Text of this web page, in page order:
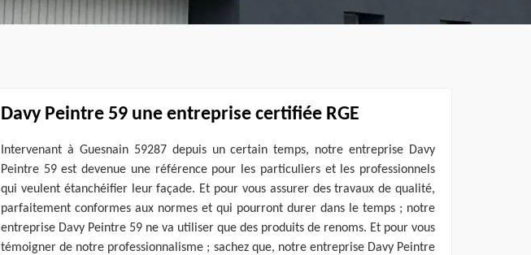
Davy Peintre 59 une entreprise certifiée RGE
Intervenant à Guesnain 59287 depuis un certain temps, notre entreprise Davy
Peintre 59 est devenue une référence pour les particuliers et les professionnels
qui veulent étanchéifier leur façade. Et pour vous assurer des travaux de qualité,
parfaitement conformes aux normes et qui pourront durer dans le temps ; notre
entreprise Davy Peintre 59 ne va utiliser que des produits de renoms. Et pour vous
témoigner de notre professionnalisme ; sachez que, notre entreprise Davy Peintre